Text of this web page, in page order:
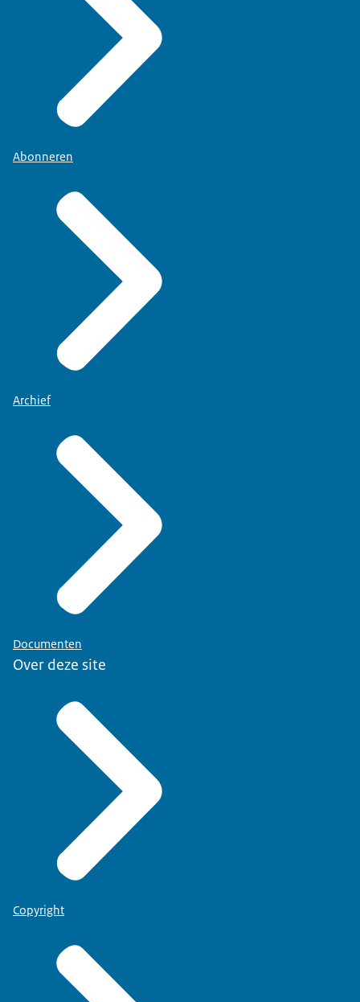
Abonneren
Archief
Documenten
Over deze site
Copyright